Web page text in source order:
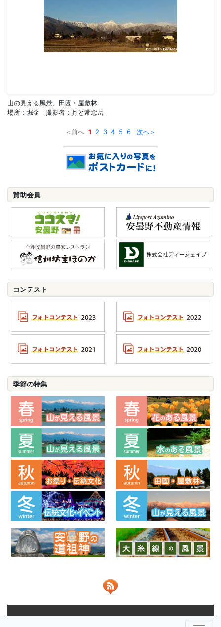
山の見える風景、田園・屋敷林
場所：堀金 撮影者：月と常念岳
＜前へ 1 2 3 4 5 6 次へ＞
賛助会員
コンテスト
季節の特集
NPO法人安